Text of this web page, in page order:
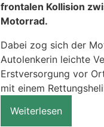
frontalen Kollision
Motorrad.
Dabei zog sich der
Autolenkerin leichte
Erstversorgung vor
mit einem
Weiterlesen